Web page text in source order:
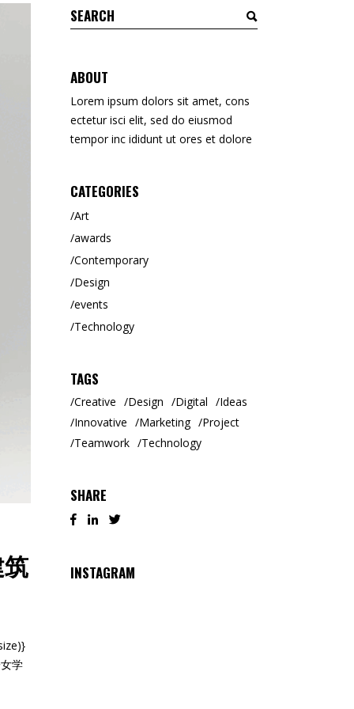
学
Search
for:
ABOUT
Lorem ipsum dolors sit amet, cons
ectetur isci elit, sed do eiusmod
tempor inc ididunt ut ores et dolore
CATEGORIES
Art
awards
Contemporary
Design
events
Technology
TAGS
Creative Design Digital
Ideas
Innovative
Marketing
Project
Teamwork
Technology
SHARE
INSTAGRAM